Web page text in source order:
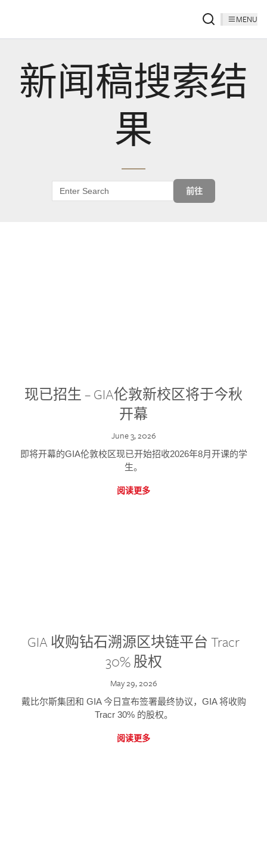
MENU
新闻稿搜索结
果
前往
现已招生 – GIA伦敦新校区将于今秋
开幕
June 3, 2026
即将开幕的GIA伦敦校区现已开始招收2026年8月开课的学
生。
阅读更多
GIA 收购钻石溯源区块链平台 Tracr
30% 股权
May 29, 2026
戴比尔斯集团和 GIA 今日宣布签署最终协议，GIA 将收购
Tracr 30% 的股权。
阅读更多